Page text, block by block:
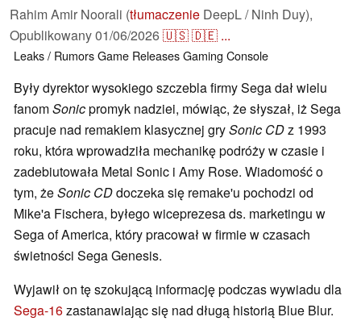
Rahim Amir Noorali (tłumaczenie DeepL / Ninh Duy),
Opublikowany01/06/2026🇺🇸🇩🇪 ...
Leaks / RumorsGame ReleasesGaming Console
Były dyrektor wysokiego szczebla firmy Sega dał wielu
fanomSonicpromyk nadziei, mówiąc, że słyszał, iż Sega
pracuje nad remakiem klasycznej grySonic CDz 1993
roku, która wprowadziła mechanikę podróży w czasie i
zadebiutowała Metal Sonic i Amy Rose. Wiadomość o
tym, żeSonic CDdoczeka się remake'u pochodzi od
Mike'a Fischera, byłego wiceprezesa ds. marketingu w
Sega of America, który pracował w firmie w czasach
świetności Sega Genesis.
Wyjawił on tę szokującą informację podczas wywiadu dla
Sega-16zastanawiając się nad długą historią Blue Blur.